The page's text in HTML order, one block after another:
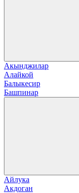
Акынджилар
Алайкой
Балыкесир
Башпинар
Айлука
Акдоган